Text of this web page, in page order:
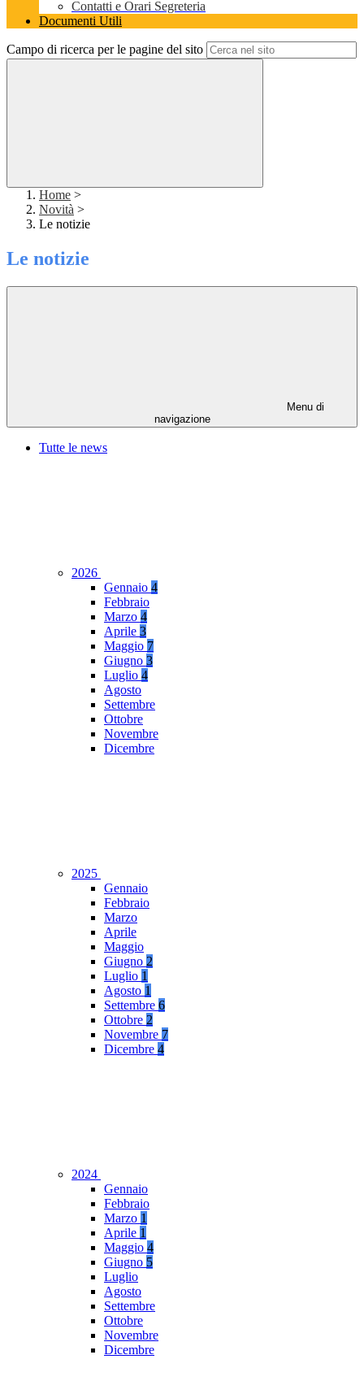
Contatti e Orari Segreteria
Documenti Utili
Campo di ricerca per le pagine del sito
Home >
Novità >
Le notizie
Le notizie
Menu di
navigazione
Tutte le news
2026
Gennaio 4
Febbraio
Marzo 4
Aprile 3
Maggio 7
Giugno 3
Luglio 4
Agosto
Settembre
Ottobre
Novembre
Dicembre
2025
Gennaio
Febbraio
Marzo
Aprile
Maggio
Giugno 2
Luglio 1
Agosto 1
Settembre 6
Ottobre 2
Novembre 7
Dicembre 4
2024
Gennaio
Febbraio
Marzo 1
Aprile 1
Maggio 4
Giugno 5
Luglio
Agosto
Settembre
Ottobre
Novembre
Dicembre